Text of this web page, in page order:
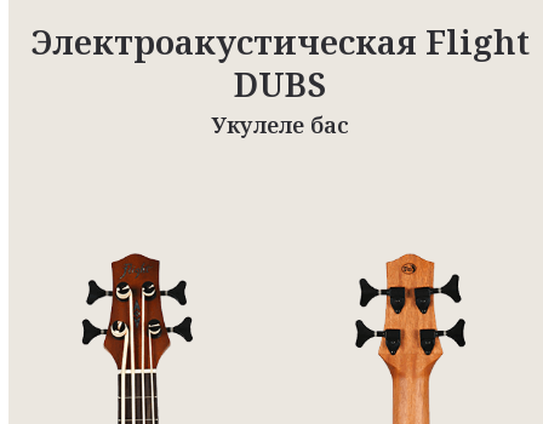
Электроакустическая Flight
DUBS
Укулеле бас